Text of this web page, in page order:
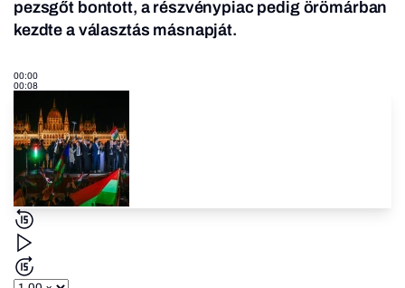
pezsgőt bontott, a részvénypiac pedig örömárban
kezdte a választás másnapját.
00:00
00:08